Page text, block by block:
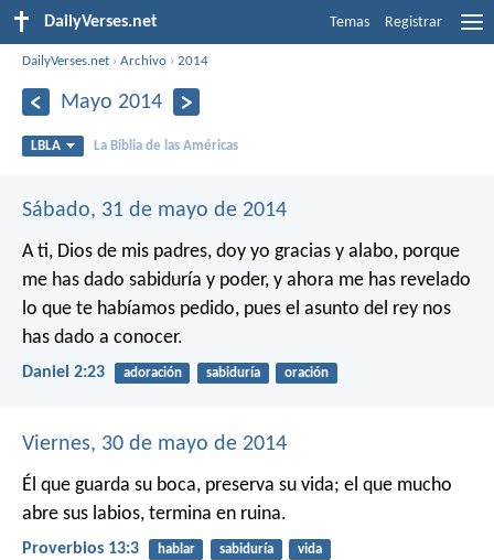
DailyVerses.net Temas Registrar
DailyVerses.net ›Archivo ›2014
Mayo 2014
LBLA La Biblia de las Américas
Sábado, 31 de mayo de 2014
A ti, Dios de mis padres, doy yo gracias y alabo, porque
me has dado sabiduría y poder, y ahora me has revelado
lo que te habíamos pedido, pues el asunto del rey nos
has dado a conocer.
Daniel 2:23 adoración sabiduría oración
Viernes, 30 de mayo de 2014
Él que guarda su boca, preserva su vida; el que mucho
abre sus labios, termina en ruina.
Proverbios 13:3 hablar sabiduría vida